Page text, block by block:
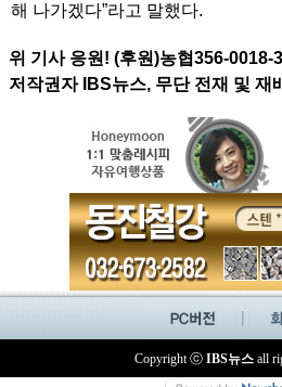
해 나가겠다”라고 말했다.
위 기사 응원! (후원)농협356-0018-
저작권자 IBS뉴스, 무단 전재 및 재
Copyright ⓒ IBS뉴스 all